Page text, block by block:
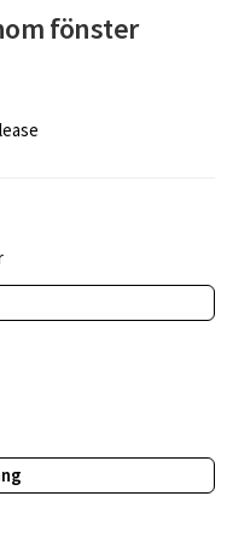
fönster